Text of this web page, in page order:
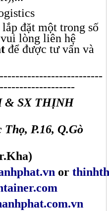
đặt một trong số
lòng liên hệ
để được tư vấn và
& SX THỊNH
P.16, Q.Gò
or